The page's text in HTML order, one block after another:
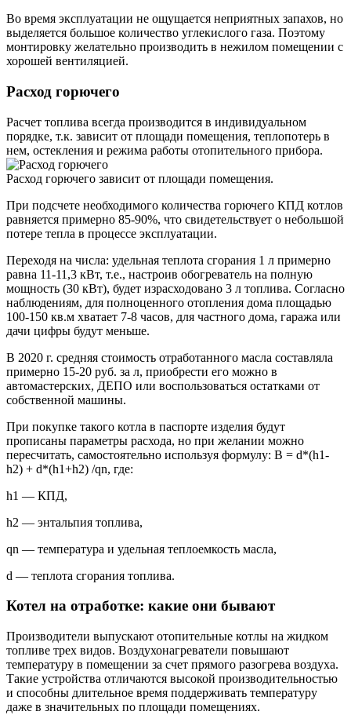
Во время эксплуатации не ощущается неприятных запахов, но
выделяется большое количество углекислого газа. Поэтому
монтировку желательно производить в нежилом помещении с
хорошей вентиляцией.
Расход горючего
Расчет топлива всегда производится в индивидуальном
порядке, т.к. зависит от площади помещения, теплопотерь в
нем, остекления и режима работы отопительного прибора.
Расход горючего зависит от площади помещения.
При подсчете необходимого количества горючего КПД котлов
равняется примерно 85-90%, что свидетельствует о небольшой
потере тепла в процессе эксплуатации.
Переходя на числа: удельная теплота сгорания 1 л примерно
равна 11-11,3 кВт, т.е., настроив обогреватель на полную
мощность (30 кВт), будет израсходовано 3 л топлива. Согласно
наблюдениям, для полноценного отопления дома площадью
100-150 кв.м хватает 7-8 часов, для частного дома, гаража или
дачи цифры будут меньше.
В 2020 г. средняя стоимость отработанного масла составляла
примерно 15-20 руб. за л, приобрести его можно в
автомастерских, ДЕПО или воспользоваться остатками от
собственной машины.
При покупке такого котла в паспорте изделия будут
прописаны параметры расхода, но при желании можно
пересчитать, самостоятельно используя формулу: B = d*(h1-
h2) + d*(h1+h2) /qn, где:
h1 — КПД,
h2 — энтальпия топлива,
qn — температура и удельная теплоемкость масла,
d — теплота сгорания топлива.
Котел на отработке: какие они бывают
Производители выпускают отопительные котлы на жидком
топливе трех видов. Воздухонагреватели повышают
температуру в помещении за счет прямого разогрева воздуха.
Такие устройства отличаются высокой производительностью
и способны длительное время поддерживать температуру
даже в значительных по площади помещениях.